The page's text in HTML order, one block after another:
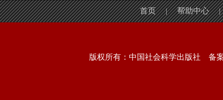
首页 | 帮助中心 |
版权所有：中国社会科学出版社 备